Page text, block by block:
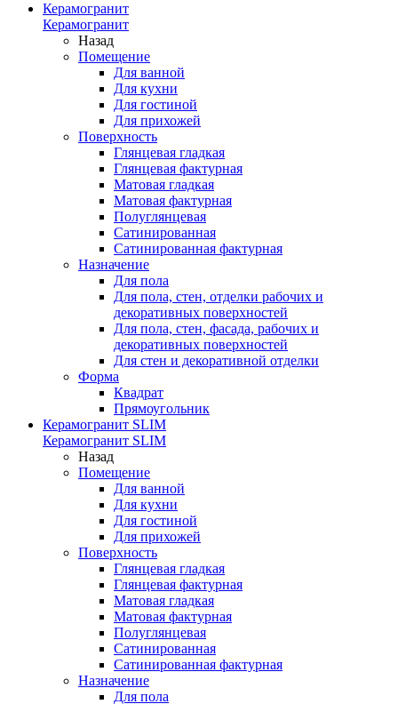
Керамогранит
Керамогранит
Назад
Помещение
Для ванной
Для кухни
Для гостиной
Для прихожей
Поверхность
Глянцевая гладкая
Глянцевая фактурная
Матовая гладкая
Матовая фактурная
Полуглянцевая
Сатинированная
Сатинированная фактурная
Назначение
Для пола
Для пола, стен, отделки рабочих и
декоративных поверхностей
Для пола, стен, фасада, рабочих и
декоративных поверхностей
Для стен и декоративной отделки
Форма
Квадрат
Прямоугольник
Керамогранит SLIM
Керамогранит SLIM
Назад
Помещение
Для ванной
Для кухни
Для гостиной
Для прихожей
Поверхность
Глянцевая гладкая
Глянцевая фактурная
Матовая гладкая
Матовая фактурная
Полуглянцевая
Сатинированная
Сатинированная фактурная
Назначение
Для пола